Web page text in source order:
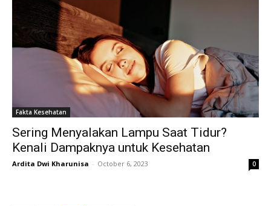
Fakta Kesehatan
Sering Menyalakan Lampu Saat Tidur?
Kenali Dampaknya untuk Kesehatan
Ardita Dwi Kharunisa - October 6, 2023 0